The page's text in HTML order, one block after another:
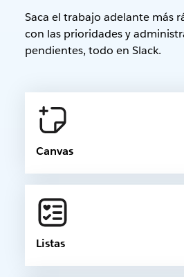
Saca el trabajo adelante más
con las prioridades y
pendientes, todo en Slack.
Canvas
Listas